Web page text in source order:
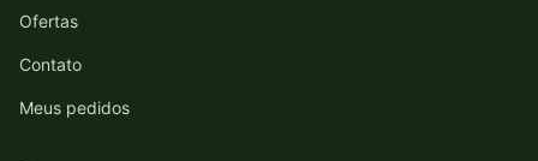
Ofertas
Contato
Meus pedidos